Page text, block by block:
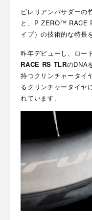
ピレリアンバサダーの
と、P ZERO™ RACE
イプ）の技術的な特長
昨年デビューし、ロー
RACE RS TLRのDNA
持つクリンチャータイ
るクリンチャータイヤ
れています。